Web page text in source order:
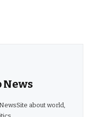
News
about world,